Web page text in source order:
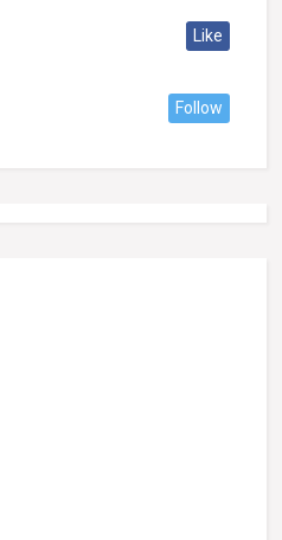
Like
Follow